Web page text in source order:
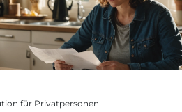
für Privatpersonen